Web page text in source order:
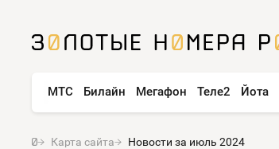
МТС Билайн Мегафон Теле2 Йота
Карта сайта Новости за июль 2024